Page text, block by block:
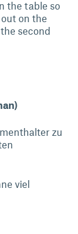
the table so
on the
second
zu
viel